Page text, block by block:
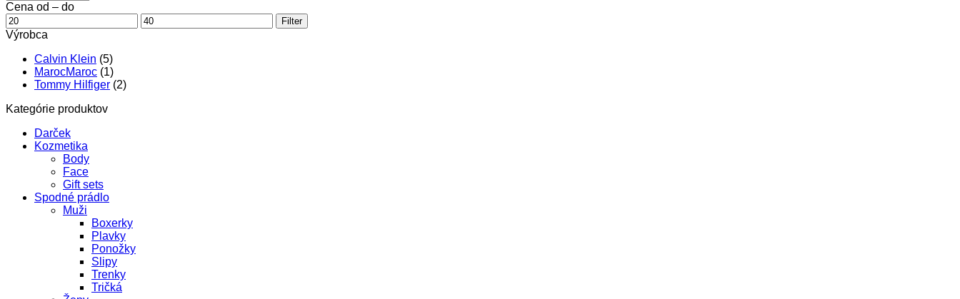
Cena od – do
Minimálna
cena
Maximálna
cena
Filter
Výrobca
Calvin Klein (5)
MarocMaroc (1)
Tommy Hilfiger (2)
Kategórie produktov
Darček
Kozmetika
Body
Face
Gift sets
Spodné prádlo
Muži
Boxerky
Plavky
Ponožky
Slipy
Trenky
Tričká